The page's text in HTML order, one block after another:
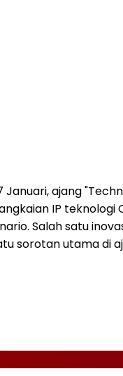
ajang
IP
Salah satu
sorotan utama di